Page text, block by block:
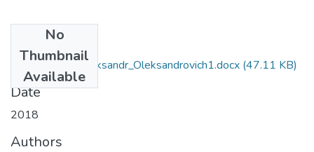
No
Thumbnail
Available
073_Shkeda_Oleksandr_Oleksandrovich1.docx (47.11 KB)
Date
2018
Authors